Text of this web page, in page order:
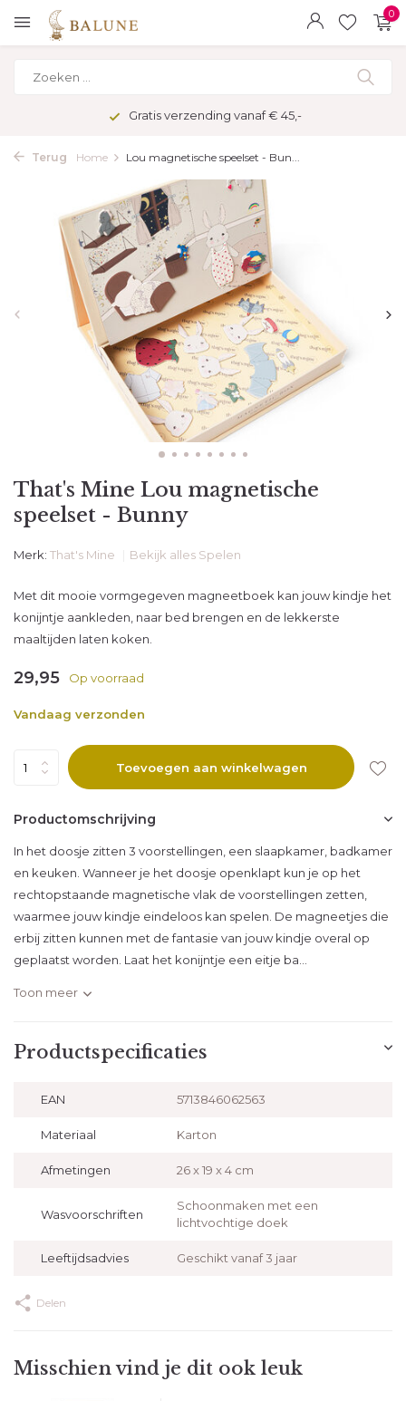
0
Gratis verzending vanaf € 45,-
Terug Home Lou magnetische speelset - Bun...
That's Mine Lou magnetische
speelset - Bunny
Merk: That's Mine Bekijk alles Spelen
Met dit mooie vormgegeven magneetboek kan jouw kindje het
konijntje aankleden, naar bed brengen en de lekkerste
maaltijden laten koken.
29,95 Op voorraad
Vandaag verzonden
Toevoegen aan winkelwagen
Productomschrijving
In het doosje zitten 3 voorstellingen, een slaapkamer, badkamer
en keuken. Wanneer je het doosje openklapt kun je op het
rechtopstaande magnetische vlak de voorstellingen zetten,
waarmee jouw kindje eindeloos kan spelen. De magneetjes die
erbij zitten kunnen met de fantasie van jouw kindje overal op
geplaatst worden. Laat het konijntje een eitje ba...
Toon meer
Productspecificaties
EAN 5713846062563
Materiaal Karton
Afmetingen 26 x 19 x 4 cm
Wasvoorschriften
Schoonmaken met een
lichtvochtige doek
Leeftijdsadvies Geschikt vanaf 3 jaar
Delen
Misschien vind je dit ook leuk